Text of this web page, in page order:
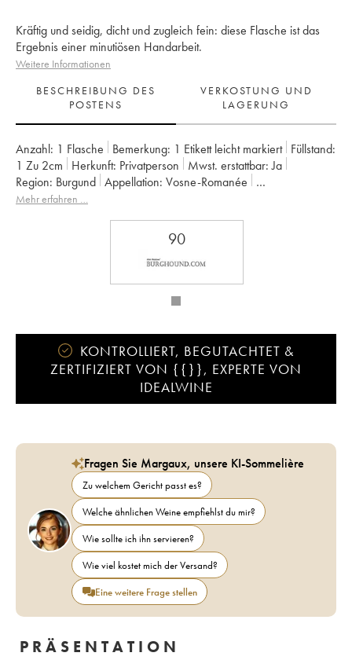
Kräftig und seidig, dicht und zugleich fein: diese Flasche ist das
Ergebnis einer minutiösen Handarbeit.
Weitere Informationen
BESCHREIBUNG DES
POSTENS
VERKOSTUNG UND
LAGERUNG
Anzahl: 1 Flasche Bemerkung: 1 Etikett leicht markiert Füllstand:
1 Zu 2cm Herkunft: privatperson Mwst. erstattbar: ja
Region:
Burgund Appellation:
Vosne-Romanée
Eigentümer:
Bizot (Domaine)
Mehr erfahren …
90
KONTROLLIERT, BEGUTACHTET &
ZERTIFIZIERT VON {{}}, EXPERTE VON
IDEALWINE
Fragen Sie Margaux, unsere KI-Sommelière
Zu welchem Gericht passt es?
Welche ähnlichen Weine empfiehlst du mir?
Wie sollte ich ihn servieren?
Wie viel kostet mich der Versand?
Eine weitere Frage stellen
PRÄSENTATION